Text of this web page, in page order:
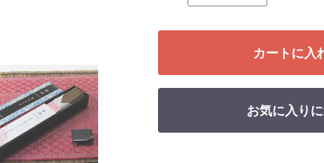
カートに入
お気に入り